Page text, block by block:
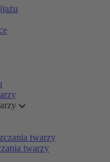
twarzy
twarzy